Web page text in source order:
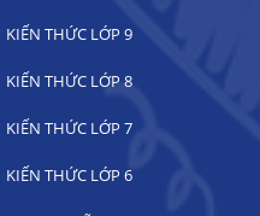
KIẾN THỨC LỚP 9
KIẾN THỨC LỚP 8
KIẾN THỨC LỚP 7
KIẾN THỨC LỚP 6